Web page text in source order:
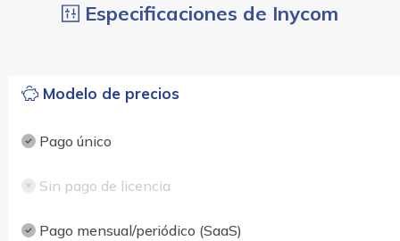
Especificaciones de Inycom
Modelo de precios
Pago único
Sin pago de licencia
Pago mensual/periódico (SaaS)